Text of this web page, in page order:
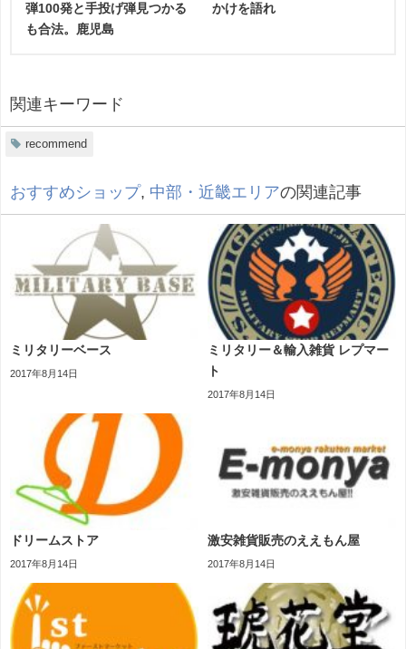
弾100発と手投げ弾見つかる
も合法。鹿児島
かけを語れ
関連キーワード
recommend
おすすめショップ, 中部・近畿エリアの関連記事
ミリタリーベース
2017年8月14日
ミリタリー＆輸入雑貨 レプマー
ト
2017年8月14日
ドリームストア
2017年8月14日
激安雑貨販売のええもん屋
2017年8月14日